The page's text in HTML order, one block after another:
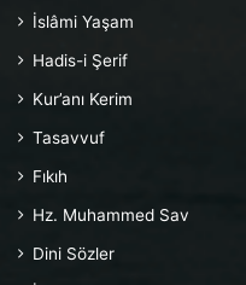
İslâmi Yaşam
Hadis-i Şerif
Kur’anı Kerim
Tasavvuf
Fıkıh
Hz. Muhammed Sav
Dini Sözler